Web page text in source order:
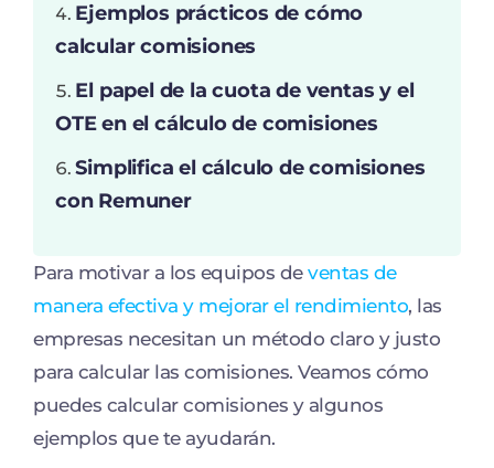
Ejemplos prácticos de cómo
calcular comisiones
El papel de la cuota de ventas y el
OTE en el cálculo de comisiones
Simplifica el cálculo de comisiones
con Remuner
Para motivar a los equipos de ventas de
manera efectiva y mejorar el rendimiento, las
empresas necesitan un método claro y justo
para calcular las comisiones. Veamos cómo
puedes calcular comisiones y algunos
ejemplos que te ayudarán.